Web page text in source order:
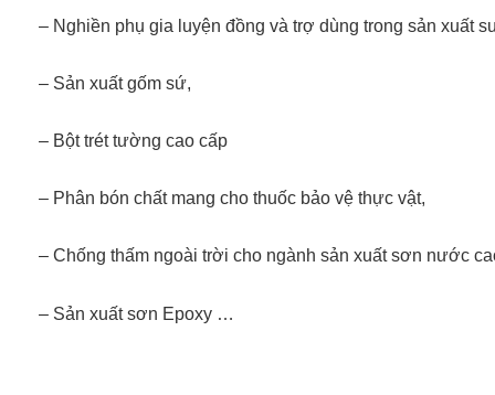
– Nghiền phụ gia luyện đồng và trợ dùng trong sản xuất
– Sản xuất gốm sứ,
– Bột trét tường cao cấp
– Phân bón chất mang cho thuốc bảo vệ thực vật,
– Chống thấm ngoài trời cho ngành sản xuất sơn nước
– Sản xuất sơn Epoxy …